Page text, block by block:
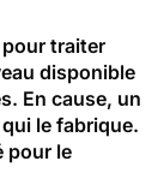
pour traiter
disponible
En cause, un
le fabrique.
pour le